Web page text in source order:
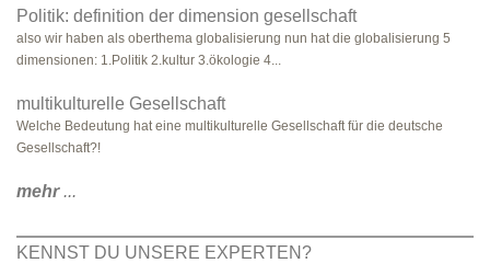
Politik: definition der dimension gesellschaft
also wir haben als oberthema globalisierung nun hat die globalisierung 5
dimensionen: 1.Politik 2.kultur 3.ökologie 4...
multikulturelle Gesellschaft
Welche Bedeutung hat eine multikulturelle Gesellschaft für die deutsche
Gesellschaft?!
mehr...
KENNST DU UNSERE EXPERTEN?